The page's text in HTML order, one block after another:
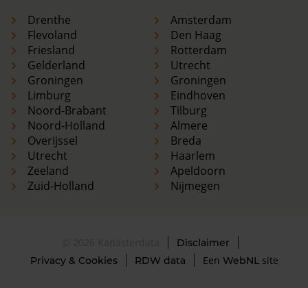
Drenthe
Flevoland
Friesland
Gelderland
Groningen
Limburg
Noord-Brabant
Noord-Holland
Overijssel
Utrecht
Zeeland
Zuid-Holland
Amsterdam
Den Haag
Rotterdam
Utrecht
Groningen
Eindhoven
Tilburg
Almere
Breda
Haarlem
Apeldoorn
Nijmegen
Disclaimer
Privacy & Cookies
RDW data Een WebNLsite